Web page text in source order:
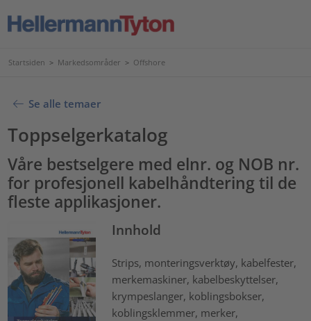
Startsiden > Markedsområder > Offshore
Se alle temaer
Toppselgerkatalog
Våre bestselgere med elnr. og NOB nr.
for profesjonell kabelhåndtering til de
fleste applikasjoner.
Innhold
Strips, monteringsverktøy, kabelfester,
merkemaskiner, kabelbeskyttelser,
krympeslanger, koblingsbokser,
koblingsklemmer, merker,